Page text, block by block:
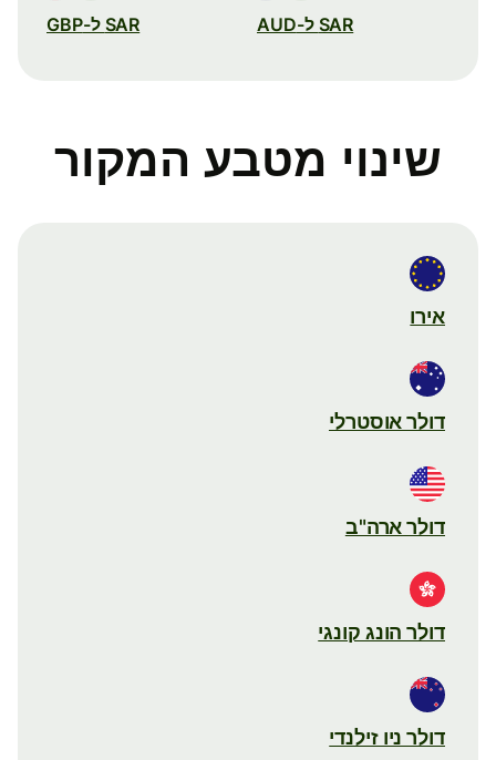
SAR ל-AUD SAR ל-GBP
שינוי מטבע המקור
אירו
דולר אוסטרלי
דולר ארה"ב
דולר הונג קונגי
דולר ניו זילנדי